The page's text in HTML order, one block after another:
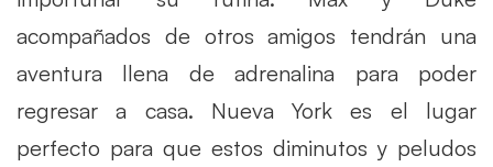
acompañados de otros amigos tendrán una
aventura llena de adrenalina para poder
regresar a casa. Nueva York es el lugar
perfecto para que estos diminutos y peludos